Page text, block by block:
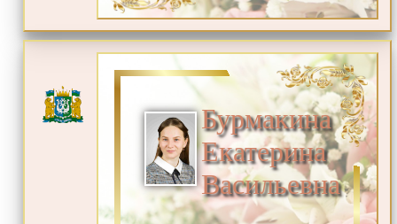
Бурмакина
Екатерина
Васильевна